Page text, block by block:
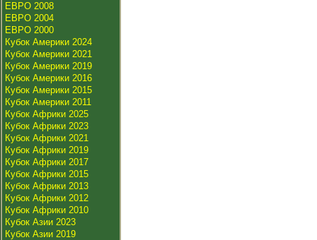
ЕВРО 2008
ЕВРО 2004
ЕВРО 2000
Кубок Америки 2024
Кубок Америки 2021
Кубок Америки 2019
Кубок Америки 2016
Кубок Америки 2015
Кубок Америки 2011
Кубок Африки 2025
Кубок Африки 2023
Кубок Африки 2021
Кубок Африки 2019
Кубок Африки 2017
Кубок Африки 2015
Кубок Африки 2013
Кубок Африки 2012
Кубок Африки 2010
Кубок Азии 2023
Кубок Азии 2019